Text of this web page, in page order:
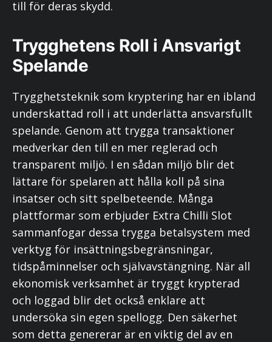
till för deras skydd.
Trygghetens Roll i Ansvarigt
Spelande
Trygghetsteknik som kryptering har en ibland
underskattad roll i att underlätta ansvarsfullt
spelande. Genom att trygga transaktioner
medverkar den till en mer reglerad och
transparent miljö. I en sådan miljö blir det
lättare för spelaren att hålla koll på sina
insatser och sitt spelbeteende. Många
plattformar som erbjuder Extra Chilli Slot
sammanfogar dessa trygga betalsystem med
verktyg för insättningsbegränsningar,
tidspåminnelser och självavstängning. När all
ekonomisk verksamhet är tryggt krypterad
och loggad blir det också enklare att
undersöka sin egen spellogg. Den säkerhet
som detta genererar är en viktig del av en